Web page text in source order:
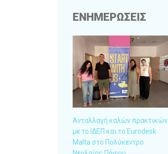
ΕΝΗΜΕΡΩΣΕΙΣ
Ανταλλαγή καλών πρακτικών
με το ΙΔΕΠ και το Eurodesk
Malta στο Πολύκεντρο